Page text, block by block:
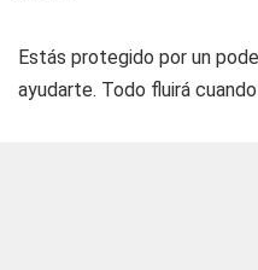
Estás protegido por un
ayudarte. Todo fluirá